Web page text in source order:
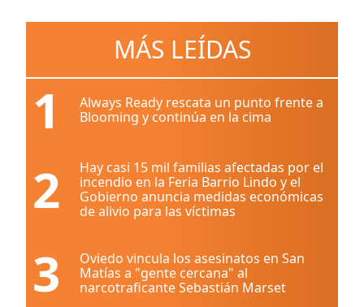
MÁS LEÍDAS
1
Always Ready rescata un punto frente a
Blooming y continúa en la cima
2
Hay casi 15 mil familias afectadas por el
incendio en la Feria Barrio Lindo y el
Gobierno anuncia medidas económicas
de alivio para las víctimas
3
Oviedo vincula los asesinatos en San
Matías a "gente cercana" al
narcotraficante Sebastián Marset